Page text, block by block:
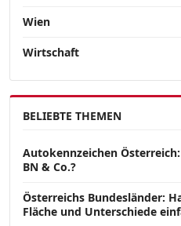
Wien
Wirtschaft
BELIEBTE THEMEN
Autokennzeichen Österreich:
BN & Co.?
Österreichs Bundesländer:
Fläche und Unterschiede